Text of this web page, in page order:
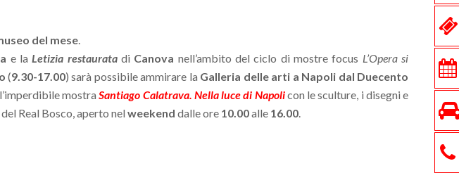
del mese.
e laLetizia restauratadi Canova nell’ambito del ciclo di mostre focus L’Opera si
(9.30-17.00) sarà possibile ammirare la Galleria delle arti a Napoli dal Duecento
mostraSantiago Calatrava. Nella luce di Napolicon le sculture, i disegni e
del Real Bosco, aperto nel weekend dalle ore 10.00alle 16.00.